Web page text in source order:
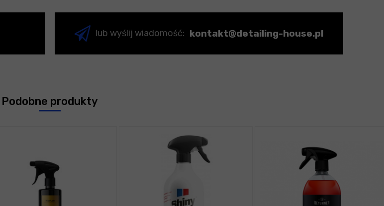
lub wyślij wiadomość: kontakt@detailing-house.pl
Podobne produkty